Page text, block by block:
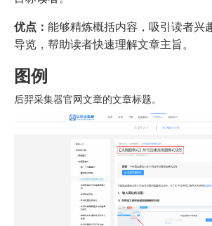
优点： 能够精炼概括内容，吸引读者兴
导览，帮助读者快速理解文章主旨。
图例
后羿采集器官网文章的文章标题。